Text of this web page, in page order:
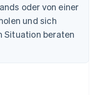
oder von einer
und sich
Situation beraten